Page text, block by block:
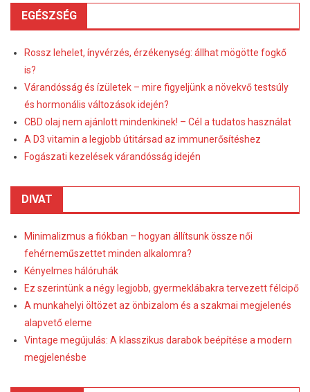
EGÉSZSÉG
Rossz lehelet, ínyvérzés, érzékenység: állhat mögötte fogkő
is?
Várandósság és ízületek – mire figyeljünk a növekvő testsúly
és hormonális változások idején?
CBD olaj nem ajánlott mindenkinek! – Cél a tudatos használat
A D3 vitamin a legjobb útitársad az immunerősítéshez
Fogászati kezelések várandósság idején
DIVAT
Minimalizmus a fiókban – hogyan állítsunk össze női
fehérneműszettet minden alkalomra?
Kényelmes hálóruhák
Ez szerintünk a négy legjobb, gyermeklábakra tervezett félcipő
A munkahelyi öltözet az önbizalom és a szakmai megjelenés
alapvető eleme
Vintage megújulás: A klasszikus darabok beépítése a modern
megjelenésbe